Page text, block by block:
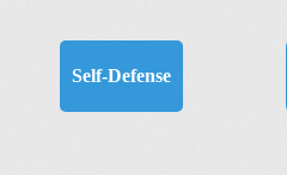
Self-Defense